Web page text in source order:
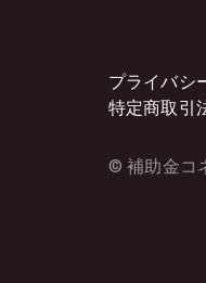
プライバシ
特定商取引
© 補助金コ